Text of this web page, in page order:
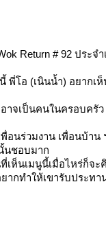
Return # 92 ประ
พี่โอ (เนินน้ำ) อยากเ
อาจเป็นคนในครอบครั
นร่วมงาน เพื่อนบ้าน
นชอบมาก
ที่เห็นเมนูนี้เมื่อไหร่ก็จ
ากทำให้เขารับประทา